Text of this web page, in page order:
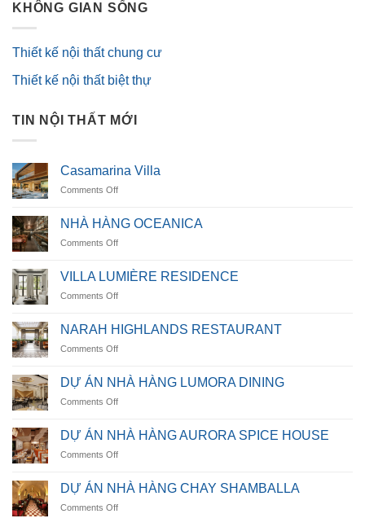
KHÔNG GIAN SỐNG
Thiết kế nội thất chung cư
Thiết kế nội thất biệt thự
TIN NỘI THẤT MỚI
Casamarina Villa
Comments Offon
Villa
NHÀ HÀNG OCEANICA
Comments Offon
HÀNG
OCEANICA
VILLA LUMIÈRE RESIDENCE
Comments Offon
LUMIÈRE
RESIDENCE
NARAH HIGHLANDS RESTAURANT
Comments Offon
HIGHLANDS
RESTAURANT
DỰ ÁN NHÀ HÀNG LUMORA DINING
Comments Offon
ÁN
NHÀ
HÀNG
DINING
DỰ ÁN NHÀ HÀNG AURORA SPICE HOUSE
Comments Offon
ÁN
NHÀ
HÀNG
DỰ ÁN NHÀ HÀNG CHAY SHAMBALLA
Comments Offon